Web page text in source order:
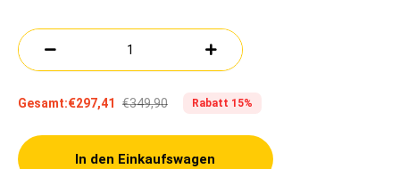
Gesamt:€297,41 €349,90 Rabatt 15%
In den Einkaufswagen